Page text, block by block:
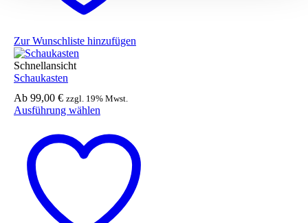
Zur Wunschliste hinzufügen
Schnellansicht
Schaukasten
Ab 99,00 € zzgl. 19% Mwst.
Ausführung wählen
weist
mehrere
Varianten
Optionen
können